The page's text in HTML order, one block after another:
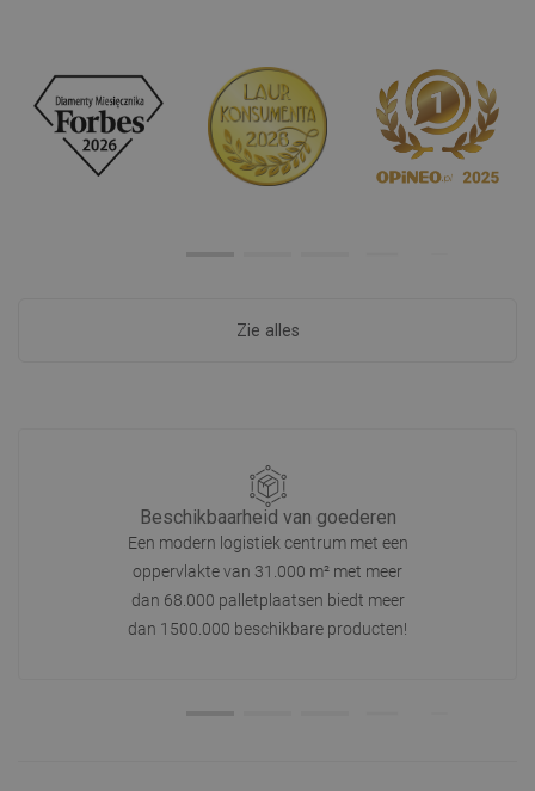
Zie alles
Beschikbaarheid van goederen
Een modern logistiek centrum met een
oppervlakte van 31.000 m² met meer
dan 68.000 palletplaatsen biedt meer
dan 1500.000 beschikbare producten!